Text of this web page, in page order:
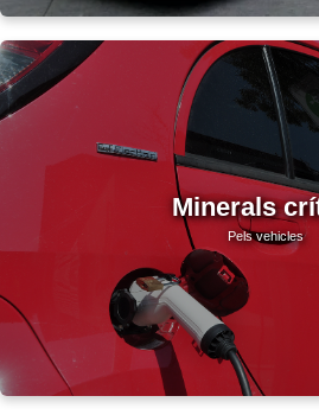
Minerals
Pels vehicles